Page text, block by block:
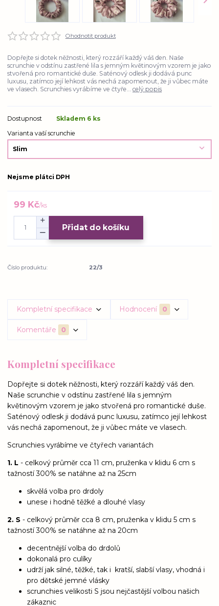
Ohodnotit produkt
Dopřejte si dotek něžnosti, který rozzáří každý váš den. Naše
scrunchie v odstínu zastřené lila s jemným květinovým vzorem je jako
stvořená pro romantické duše. Saténový odlesk ji dodává punc
luxusu, zatímco její lehkost vás nechá zapomenout, že ji vůbec máte
ve vlasech. Scrunchies vyrábíme ve čtyře... celý popis
Dostupnost
Skladem 6 ks
Varianta vaší scrunchie
Nejsme plátci DPH
99 Kč/ks
Přidat do košíku
Číslo produktu: 22/3
Kompletní specifikace Hodnocení 0
Komentáře 0
Kompletní specifikace
Dopřejte si dotek něžnosti, který rozzáří každý váš den.
Naše scrunchie v odstínu zastřené lila s jemným
květinovým vzorem je jako stvořená pro romantické duše.
Saténový odlesk ji dodává punc luxusu, zatímco její lehkost
vás nechá zapomenout, že ji vůbec máte ve vlasech.
Scrunchies vyrábíme ve čtyřech variantách
1. L - celkový průměr cca 11 cm, pruženka v klidu 6 cm s
tažností 300% se natáhne až na 25cm
skvělá volba pro drdoly
unese i hodně těžké a dlouhé vlasy
2. S - celkový průměr cca 8 cm, pruženka v klidu 5 cm s
tažností 300% se natáhne až na 20cm
decentnější volba do drdolů
dokonalá pro culíky
udrží jak silné, těžké, tak i kratší, slabší vlasy, vhodná i
pro dětské jemné vlásky
scrunchies velikosti S jsou nejčastější volbou našich
zákaznic